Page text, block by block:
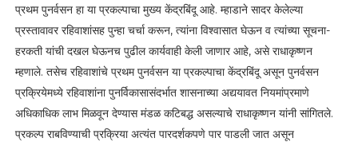
प्रथम पुनर्वसन हा या प्रकल्पाचा मुख्य केंद्रबिंदू आहे. म्हाडाने सादर केलेल्या
प्रस्तावावर रहिवाशांसह पुन्हा चर्चा करून, त्यांना विश्वासात घेऊन व त्यांच्या सूचना-
हरकती यांची दखल घेऊनच पुढील कार्यवाही केली जाणार आहे, असे राधाकृष्णन
म्हणाले. तसेच रहिवाशांचे प्रथम पुनर्वसन या प्रकल्पाचा केंद्रबिंदू असून पुनर्वसन
प्रक्रियेमध्ये रहिवाशांना पुनर्विकासासंदर्भात शासनाच्या अद्ययावत नियमांप्रमाणे
अधिकाधिक लाभ मिळवून देण्यास मंडळ कटिबद्ध असल्याचे राधाकृष्णन यांनी सांगितले.
प्रकल्प राबविण्याची प्रक्रिया अत्यंत पारदर्शकपणे पार पाडली जात असून